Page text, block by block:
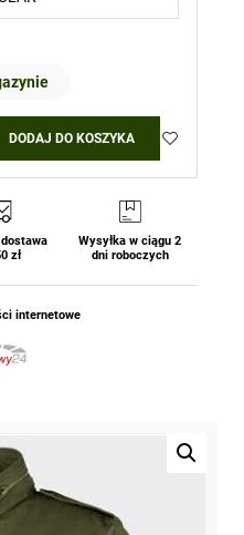
DODAJ DO KOSZYKA
zł
Wysyłka w ciągu 2
dni roboczych
internetowe